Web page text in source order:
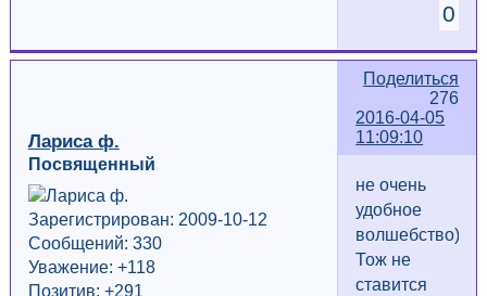
0
Поделиться
276
2016-04-05
11:09:10
Лариса ф.
Посвященный
Зарегистрирован: 2009-10-12
Сообщений: 330
Уважение: +118
Позитив: +291
не очень
удобное
волшебство)
Тож не
ставится